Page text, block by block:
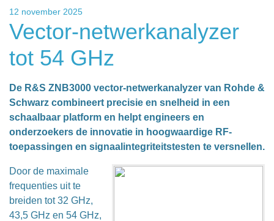
12 november 2025
Vector-netwerkanalyzer
tot 54 GHz
De R&S ZNB3000 vector-netwerkanalyzer van Rohde &
Schwarz combineert precisie en snelheid in een
schaalbaar platform en helpt engineers en
onderzoekers de innovatie in hoogwaardige RF-
toepassingen en signaalintegriteitstesten te versnellen.
Door de maximale
frequenties uit te
breiden tot 32 GHz,
43,5 GHz en 54 GHz,